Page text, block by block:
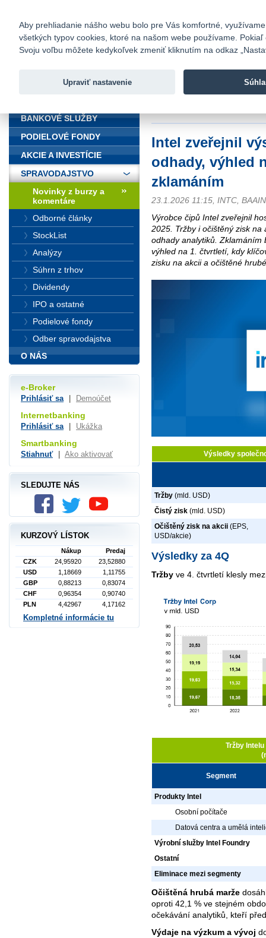
Fio banka
Fio banka
Intel zveřejnil
odhady, výhled
zklamáním
23.1.2026 11:15, INTC,
Výrobce čipů Intel zveřejnil
2025. Tržby i očištěný zisk
odhady analytiků. Zklamáním
výhled na 1. čtvrtletí, kdy
zisku na akcii a očištěné
Výsledky
Tržby (mld. USD)
Čistý zisk (mld. USD)
Očištěný zisk na akcii (EPS,
USD/akcie)
Výsledky za 4Q
Tržby ve 4. čtvrtletí klesly
Tržby
Segment
Produkty Intel
Osobní počítače
Datová centra a umělá
Výrobní služby Intel Foundry
Ostatní
Eliminace mezi segmenty
Očištěná hrubá marže
oproti 42,1 % ve stejném
očekávání analytiků, kteří
Výdaje na výzkum a vývoj
BANKOVÉ SLUŽBY
PODIELOVÉ FONDY
AKCIE A INVESTÍCIE
SPRAVODAJSTVO
Novinky z burzy a
komentáre
Odborné články
StockList
Analýzy
Súhrn z trhov
Dividendy
IPO a ostatné
Podielové fondy
Odber spravodajstva
O NÁS
e-Broker
Prihlásiť sa Demoúčet
Internetbanking
Prihlásiť sa Ukážka
Smartbanking
Stiahnuť Ako aktivovať
SLEDUJTE NÁS
KURZOVÝ LÍSTOK
Nákup
Predaj
CZK
24,95920
23,52880
USD
1,18669
1,11755
GBP
0,88213
0,83074
CHF
0,96354
0,90740
PLN
4,42967 4,17162
Kompletné informácie tu
Aby prehliadanie nášho webu bolo pre Vás komfortné,
všetkých typov cookies, ktoré na našom webe používame.
Svoju voľbu môžete kedykoľvek zmeniť kliknutím na odkaz
Upraviť nastavenie